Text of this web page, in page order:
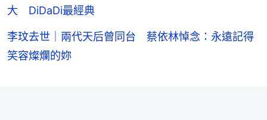
大 DiDaDi最經典
李玟去世｜兩代天后曾同台 蔡依林悼念：永遠記得
笑容燦爛的妳